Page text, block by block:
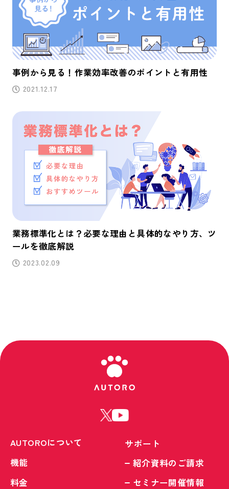
事例から見る！作業効率改善のポイントと有用性
2021.12.17
業務標準化とは？必要な理由と具体的なやり方、ツ
ールを徹底解説
2023.02.09
AUTOROについて
機能
料金
サポート
紹介資料のご請求
セミナー開催情報